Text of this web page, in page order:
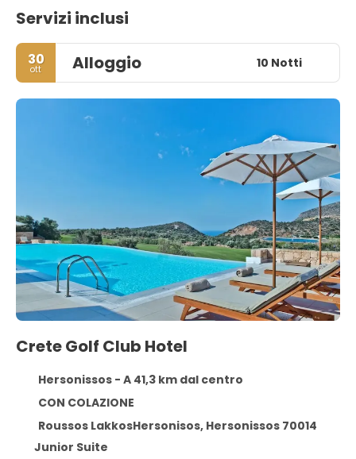
Servizi inclusi
30
ott Alloggio 10 Notti
Crete Golf Club Hotel
Hersonissos - A 41,3 km dal centro
CON COLAZIONE
Roussos LakkosHersonisos, Hersonissos 70014
Junior Suite